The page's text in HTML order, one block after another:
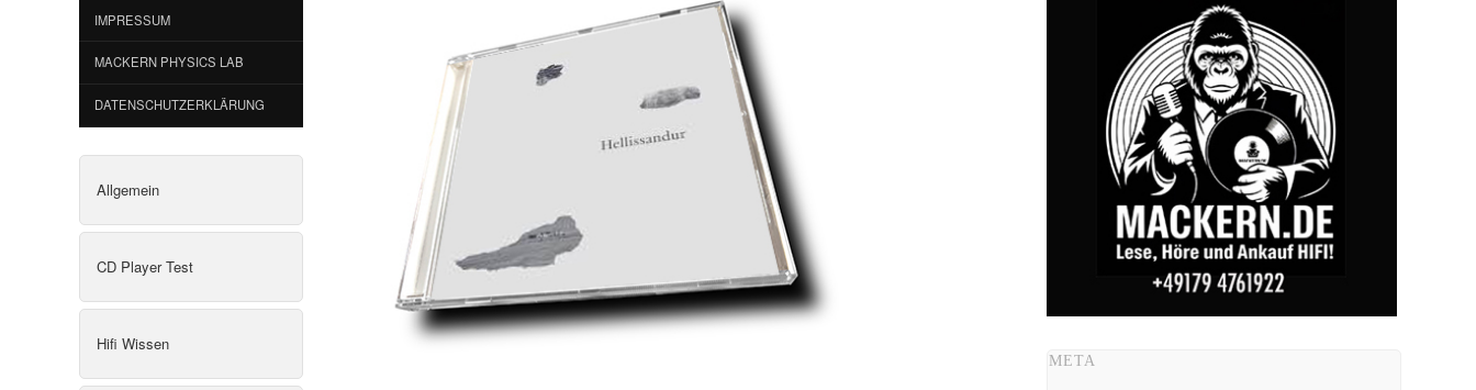
IMPRESSUM
MACKERN PHYSICS LAB
DATENSCHUTZERKLÄRUNG
Allgemein
CD Player Test
Hifi Wissen
META